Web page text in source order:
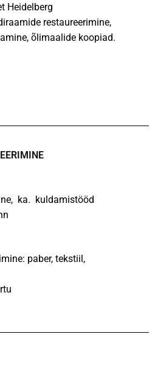
Heidelberg
restaureerimine,
õlimaalide koopiad.
ka. kuldamistööd
paber, tekstiil,